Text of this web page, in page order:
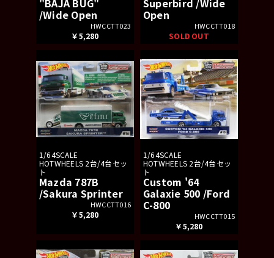
"BAJA BUG"
/Wide Open
HWCCTT023
￥5,280
Superbird /Wide
Open
HWCCTT018
SOLD OUT
1/64SCALE
HOTWHEELS 2台/4台セッ
ト
Mazda 787B
/Sakura Sprinter
HWCCTT016
￥5,280
1/64SCALE
HOTWHEELS 2台/4台セッ
ト
Custom '64
Galaxie 500 /Ford
C-800
HWCCTT015
￥5,280